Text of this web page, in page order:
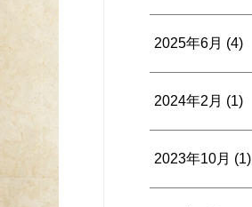
2025年6月 (4)
2024年2月 (1)
2023年10月 (1)